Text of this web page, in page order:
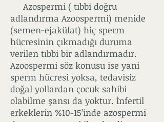
Azospermi ( tıbbi doğru
adlandırma Azoospermi) menide
(semen-ejakülat) hiç sperm
hücresinin çıkmadığı duruma
verilen tıbbi bir adlandırmadır.
Azoospermi söz konusu ise yani
sperm hücresi yoksa, tedavisiz
doğal yollardan çocuk sahibi
olabilme şansı da yoktur. İnfertil
erkeklerin %10-15’inde azospermi